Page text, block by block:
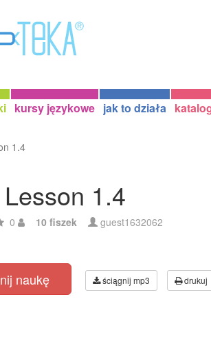
kursy językowe jak to działa
1.4
Lesson 1.4
0 10 fiszek guest1632062
naukę ściągnij mp3 drukuj